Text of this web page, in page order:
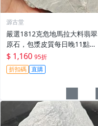
源古堂
嚴選1812克危地馬拉大料翡翠
原石，包漿皮質每日晚11點截
拍。 危地馬拉 翡翠原石 大料
$ 1,160 95折
折扣碼 直購